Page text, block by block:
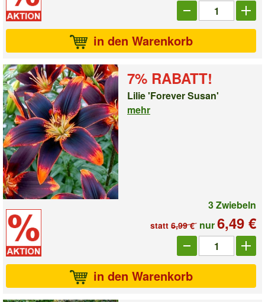
Anzahl_1009563
in den Warenkorb
7% RABATT!
Lilie 'Forever Susan'
mehr
3 Zwiebeln
statt 6,99 € nur6,49 €
Anzahl_10039466
in den Warenkorb